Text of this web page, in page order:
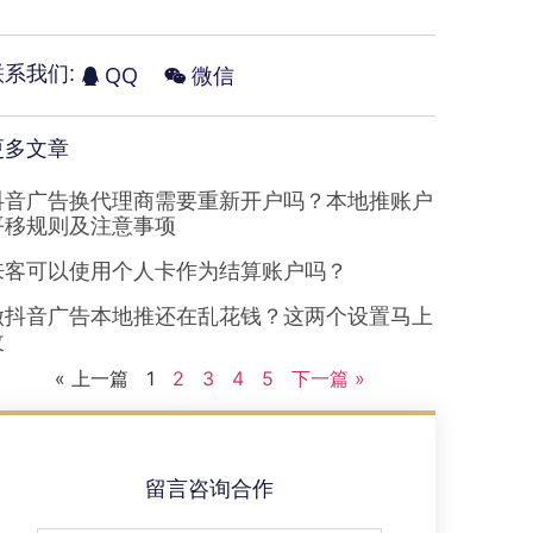
系我们: QQ 微信
多文章
广告换代理商需要重新开户吗？本地推账户
规则及注意事项
可以使用个人卡作为结算账户吗？
音广告本地推还在乱花钱？这两个设置马上
« 上一篇 1 2 3 4 5 下一篇 »
留言咨询合作